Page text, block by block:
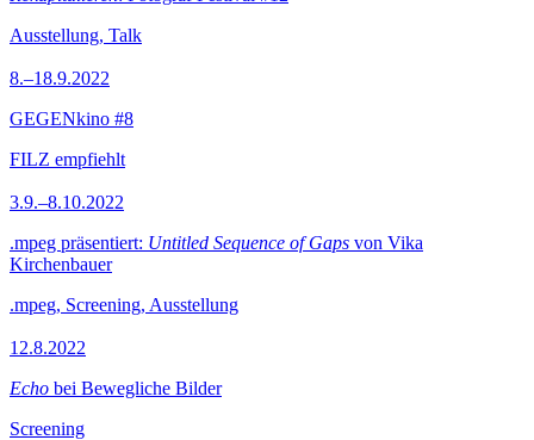
Ausstellung, Talk
8.–18.9.2022
GEGENkino #8
FILZ empfiehlt
3.9.–8.10.2022
.mpeg präsentiert: Untitled Sequence of Gaps von Vika
Kirchenbauer
.mpeg, Screening, Ausstellung
12.8.2022
Echo bei Bewegliche Bilder
Screening